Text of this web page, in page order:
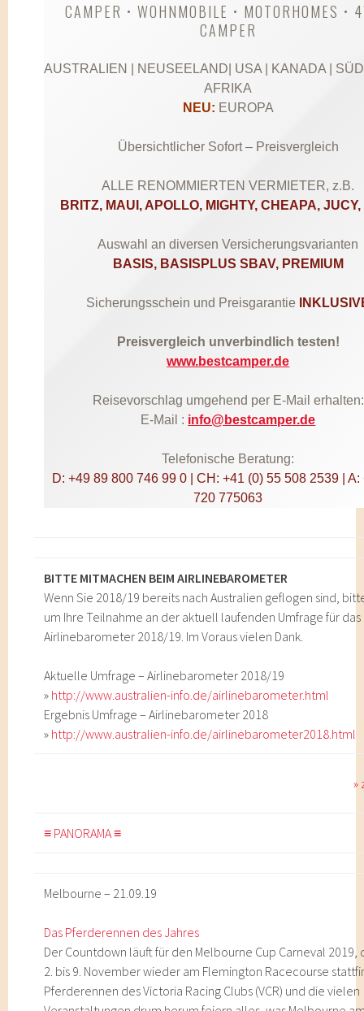
CAMPER • WOHNMOBILE • MOTORHOMES •
CAMPER
AUSTRALIEN | NEUSEELAND| USA | KANADA |
AFRIKA
NEU: EUROPA
Übersichtlicher Sofort – Preisvergleich
ALLE RENOMMIERTEN VERMIETER, z.B.
BRITZ, MAUI, APOLLO, MIGHTY, CHEAPA, JUCY,
Auswahl an diversen Versicherungsvarianten
BASIS, BASISPLUS SBAV, PREMIUM
Sicherungsschein und Preisgarantie
Preisvergleich unverbindlich testen!
www.bestcamper.de
Reisevorschlag umgehend per E-Mail erhalten:
E-Mail : info@bestcamper.de
Telefonische Beratung:
D: +49 89 800 746 99 0 | CH: +41 (0) 55 508 2539 | A:
720 775063
BITTE MITMACHEN BEIM AIRLINEBAROMETER
Wenn Sie 2018/19 bereits nach Australien geflogen sind,
um Ihre Teilnahme an der aktuell laufenden Umfrage für das
Airlinebarometer 2018/19. Im Voraus vielen Dank.
Aktuelle Umfrage – Airlinebarometer 2018/19
» http://www.australien-info.de/airlinebarometer.html
Ergebnis Umfrage – Airlinebarometer 2018
» http://www.australien-info.de/airlinebarometer2018.html
»
≡ PANORAMA ≡
Melbourne – 21.09.19
Das Pferderennen des Jahres
Der Countdown läuft für den Melbourne Cup Carneval 2019,
2. bis 9. November wieder am Flemington Racecourse
Pferderennen des Victoria Racing Clubs (VCR) und die vielen